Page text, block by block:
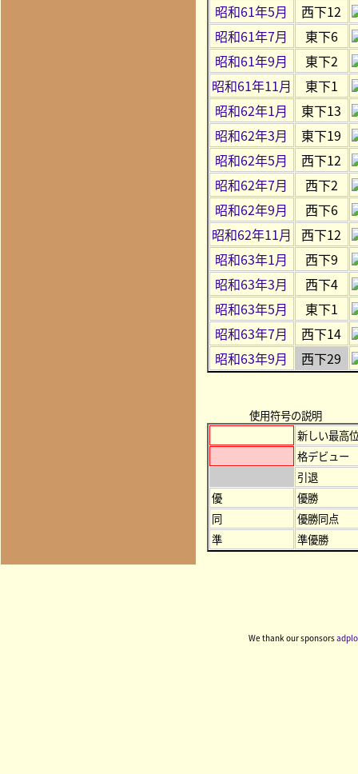
昭和61年5月
西下12
昭和61年7月
東下6
昭和61年9月
東下2
昭和61年11月
東下1
昭和62年1月
東下13
昭和62年3月
東下19
昭和62年5月
西下12
昭和62年7月
西下2
昭和62年9月
西下6
昭和62年11月
西下12
昭和63年1月
西下9
昭和63年3月
西下4
昭和63年5月
東下1
昭和63年7月
西下14
昭和63年9月
西下29
使用符号の説明
新しい最高
格デビュー
引退
優
優勝
同
優勝同点
準
準優勝
We thank our sponsors